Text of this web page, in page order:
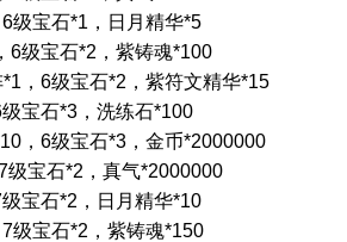
6级宝石*1 ，日月精华*5
， 6级宝石*2 ，紫铸魂*100
*1 ， 6级宝石*2 ，紫符文精华*15
级宝石*3 ，洗练石*100
， 6级宝石*3 ，金币*2000000
级宝石*2 ，真气*2000000
级宝石*2 ，日月精华*10
7级宝石*2 ，紫铸魂*150